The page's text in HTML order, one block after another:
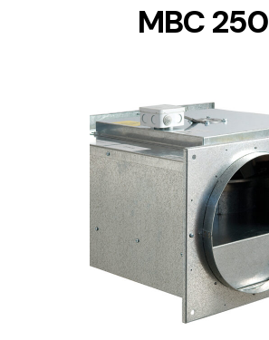
MBC 250
DETAILS